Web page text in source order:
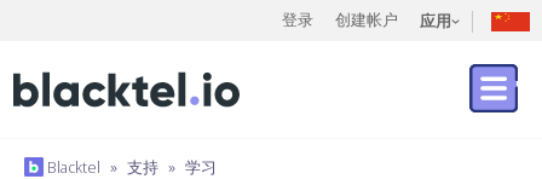
登录 创建帐户 应用
Blacktel » 支持 » 学习